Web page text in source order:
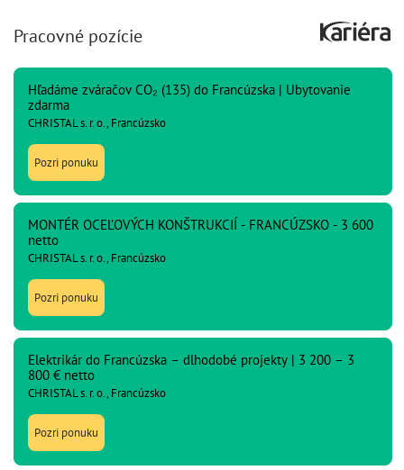
Pracovné pozície
Hľadáme zváračov CO₂ (135) do Francúzska | Ubytovanie
zdarma
CHRISTAL s. r. o., Francúzsko
Pozri ponuku
MONTÉR OCEĽOVÝCH KONŠTRUKCIÍ - FRANCÚZSKO - 3 600
netto
CHRISTAL s. r. o., Francúzsko
Pozri ponuku
Elektrikár do Francúzska – dlhodobé projekty | 3 200 – 3
800 € netto
CHRISTAL s. r. o., Francúzsko
Pozri ponuku